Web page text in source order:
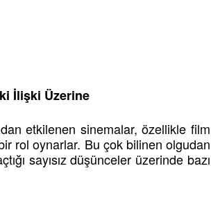
İlişki Üzerine
etkilenen sinemalar, özellikle film
rol oynarlar. Bu çok bilinen olgudan
sayısız düşünceler üzerinde bazı